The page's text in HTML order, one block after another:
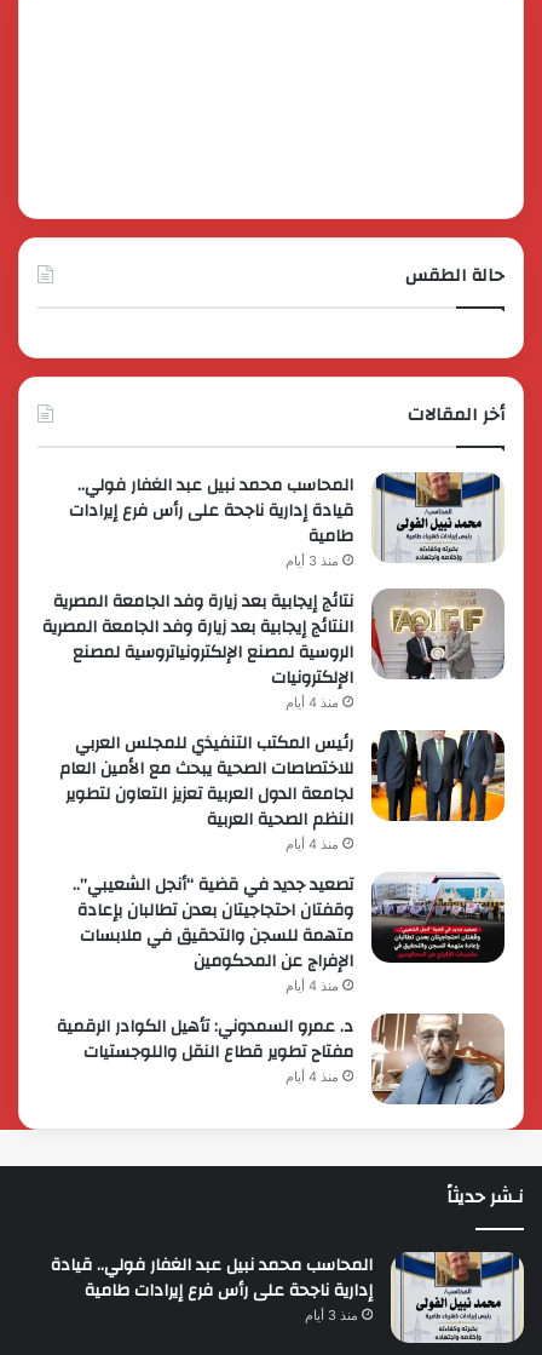
حالة الطقس
أخر المقالات
المحاسب محمد نبيل عبد الغفار فولي..
قيادة إدارية ناجحة على رأس فرع إيرادات
طامية
منذ 3 أيام
نتائج إيجابية بعد زيارة وفد الجامعة المصرية
النتائج إيجابية بعد زيارة وفد الجامعة المصرية
الروسية لمصنع الإلكترونياتروسية لمصنع
الإلكترونيات
منذ 4 أيام
رئيس المكتب التنفيذي للمجلس العربي
للاختصاصات الصحية يبحث مع الأمين العام
لجامعة الدول العربية تعزيز التعاون لتطوير
النظم الصحية العربية
منذ 4 أيام
تصعيد جديد في قضية “أنجل الشعيبي”..
وقفتان احتجاجيتان بعدن تطالبان بإعادة
متهمة للسجن والتحقيق في ملابسات
الإفراج عن المحكومين
منذ 4 أيام
د. عمرو السمدوني: تأهيل الكوادر الرقمية
مفتاح تطوير قطاع النقل واللوجستيات
منذ 4 أيام
نـشر حديثاً
المحاسب محمد نبيل عبد الغفار فولي.. قيادة
إدارية ناجحة على رأس فرع إيرادات طامية
منذ 3 أيام